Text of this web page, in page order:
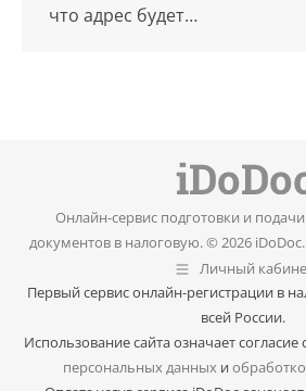
что адрес будет…
Онлайн-сервис подготовки и
документов в налоговую. © 2026
Личный
Первый сервис онлайн-регистрации в
всей России.
Использование сайта означает согласие
персональных данных и